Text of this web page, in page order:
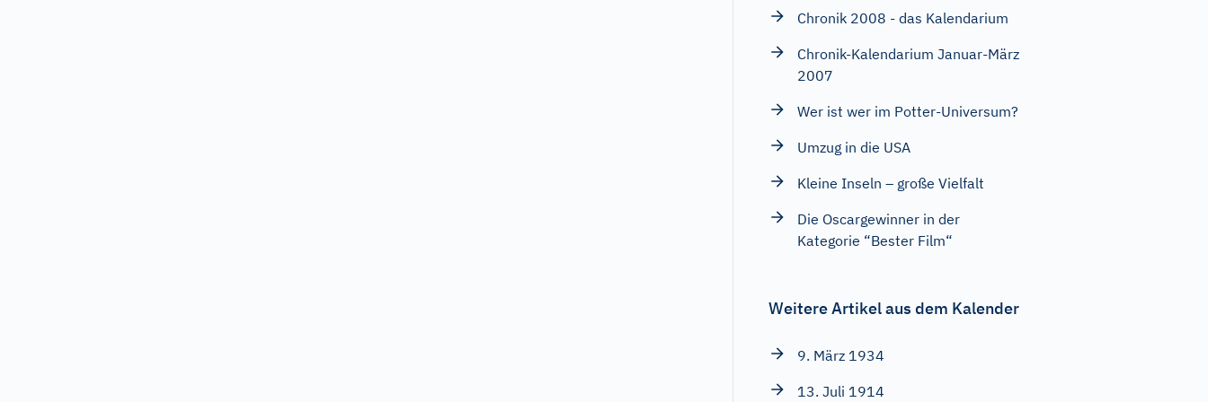
Chronik 2008 - das Kalendarium
Chronik-Kalendarium Januar-März
2007
Wer ist wer im Potter-Universum?
Umzug in die USA
Kleine Inseln – große Vielfalt
Die Oscargewinner in der
Kategorie “Bester Film“
Weitere Artikel aus dem Kalender
9. März 1934
13. Juli 1914